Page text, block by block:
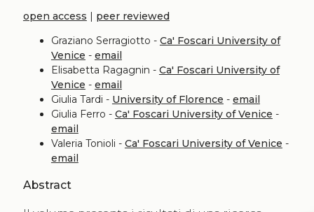
open access
peer reviewed
Graziano Serragiotto - Ca' Foscari University of
Venice - email
Elisabetta Ragagnin - Ca' Foscari University of
Venice - email
Giulia Tardi - University of Florence - email
Giulia Ferro - Ca' Foscari University of Venice -
email
Valeria Tonioli - Ca' Foscari University of Venice -
email
Abstract